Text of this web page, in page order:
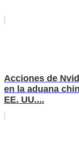
Acciones de
en la aduana
EE. UU....